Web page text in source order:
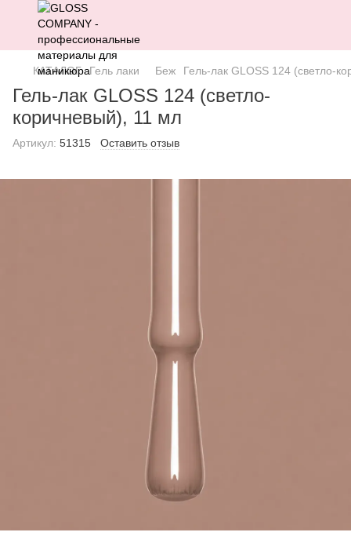
КАТАЛОГ Гель лаки Беж Гель-лак GLOSS 124 (светло-
Гель-лак GLOSS 124 (светло-
коричневый), 11 мл
Артикул: 51315 Оставить отзыв